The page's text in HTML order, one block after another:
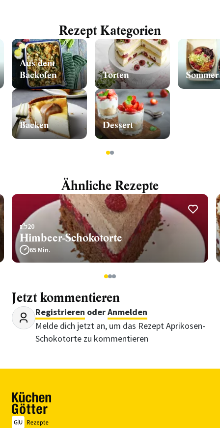
Rezept Kategorien
Aus dem
Backofen
Backen
Torten
Dessert
Sommer
12
Ähnliche Rezepte
20
Himbeer-Schokotorte
65 Min.
123
Jetzt kommentieren
Registrieren oderAnmelden
Melde dich jetzt an, um das Rezept Aprikosen-
Schokotorte zu kommentieren